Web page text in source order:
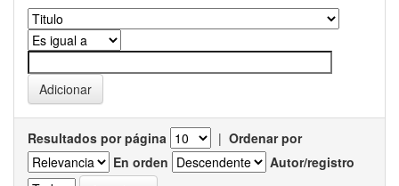
Resultados por página | Ordenar por
En orden
Autor/registro